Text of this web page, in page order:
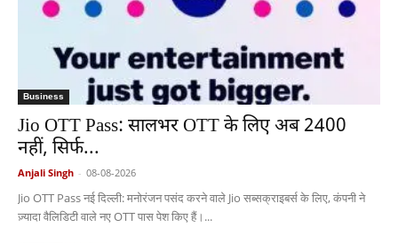
Business
Jio OTT Pass: सालभर OTT के लिए अब 2400
नहीं, सिर्फ...
Anjali Singh - 08-08-2026
Jio OTT Pass नई दिल्ली: मनोरंजन पसंद करने वाले Jio सब्सक्राइबर्स के लिए, कंपनी ने
ज़्यादा वैलिडिटी वाले नए OTT पास पेश किए हैं।...